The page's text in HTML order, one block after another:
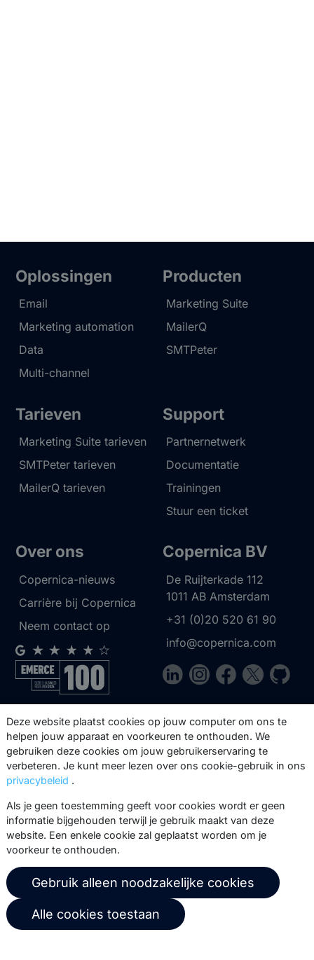
Oplossingen
Email
Marketing automation
Data
Multi-channel
Producten
Marketing Suite
MailerQ
SMTPeter
Tarieven
Marketing Suite tarieven
SMTPeter tarieven
MailerQ tarieven
Support
Partnernetwerk
Documentatie
Trainingen
Stuur een ticket
Over ons
Copernica-nieuws
Carrière bij Copernica
Neem contact op
Copernica BV
De Ruijterkade 112
1011 AB Amsterdam
+31 (0)20 520 61 90
info@copernica.com
Via onze nieuwsbrief blijf je op de
hoogte van onze product updates,
events, webinars, best practices en
whitepapers.
Abonneer
© 2026 Copernica B.V.
Algemene voorwaarden
Privacybeleid
Gebruikersovereenkomst
Deze website plaatst cookies op jouw computer om ons te
helpen jouw apparaat en voorkeuren te onthouden. We
gebruiken deze cookies om jouw gebruikerservaring te
verbeteren. Je kunt meer lezen over ons cookie-gebruik in ons
privacybeleid .
Als je geen toestemming geeft voor cookies wordt er geen
informatie bijgehouden terwijl je gebruik maakt van deze
website. Een enkele cookie zal geplaatst worden om je
voorkeur te onthouden.
Gebruik alleen noodzakelijke cookies
Alle cookies toestaan